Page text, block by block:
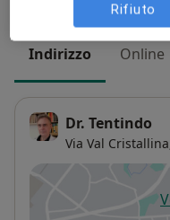
Indirizzo Online
Dr. Tentindo
Via Val
Rifiuto